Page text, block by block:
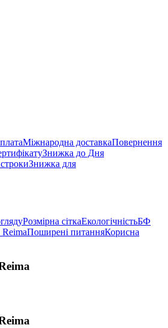
Міжнародна доставкаПовернення
Знижка до Дня
Знижка для
Розмірна сіткаЕкологічністьБФ
Поширені питанняКорисна